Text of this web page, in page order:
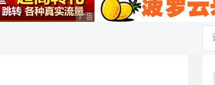
广告 商业广告，理性选择